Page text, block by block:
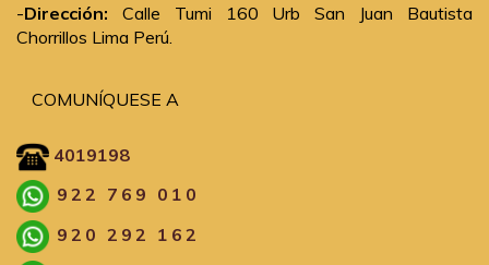
-Dirección: Calle Tumi 160 Urb San Juan Bautista
Chorrillos Lima Perú.
COMUNÍQUESE A
4019198
922 769 010
920 292 162